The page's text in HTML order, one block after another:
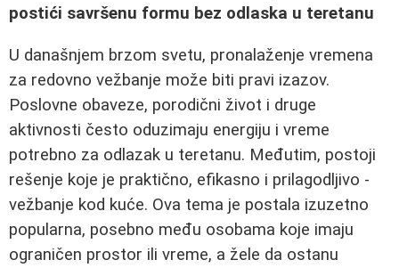
postići savršenu formu bez odlaska u teretanu
U današnjem brzom svetu, pronalaženje vremena
za redovno vežbanje može biti pravi izazov.
Poslovne obaveze, porodični život i druge
aktivnosti često oduzimaju energiju i vreme
potrebno za odlazak u teretanu. Međutim, postoji
rešenje koje je praktično, efikasno i prilagodljivo -
vežbanje kod kuće. Ova tema je postala izuzetno
popularna, posebno među osobama koje imaju
ograničen prostor ili vreme, a žele da ostanu